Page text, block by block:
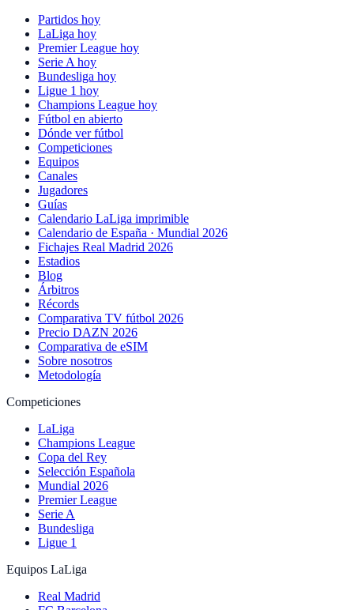
Partidos hoy
LaLiga hoy
Premier League hoy
Serie A hoy
Bundesliga hoy
Ligue 1 hoy
Champions League hoy
Fútbol en abierto
Dónde ver fútbol
Competiciones
Equipos
Canales
Jugadores
Guías
Calendario LaLiga imprimible
Calendario de España · Mundial 2026
Fichajes Real Madrid 2026
Estadios
Blog
Árbitros
Récords
Comparativa TV fútbol 2026
Precio DAZN 2026
Comparativa de eSIM
Sobre nosotros
Metodología
Competiciones
LaLiga
Champions League
Copa del Rey
Selección Española
Mundial 2026
Premier League
Serie A
Bundesliga
Ligue 1
Equipos LaLiga
Real Madrid